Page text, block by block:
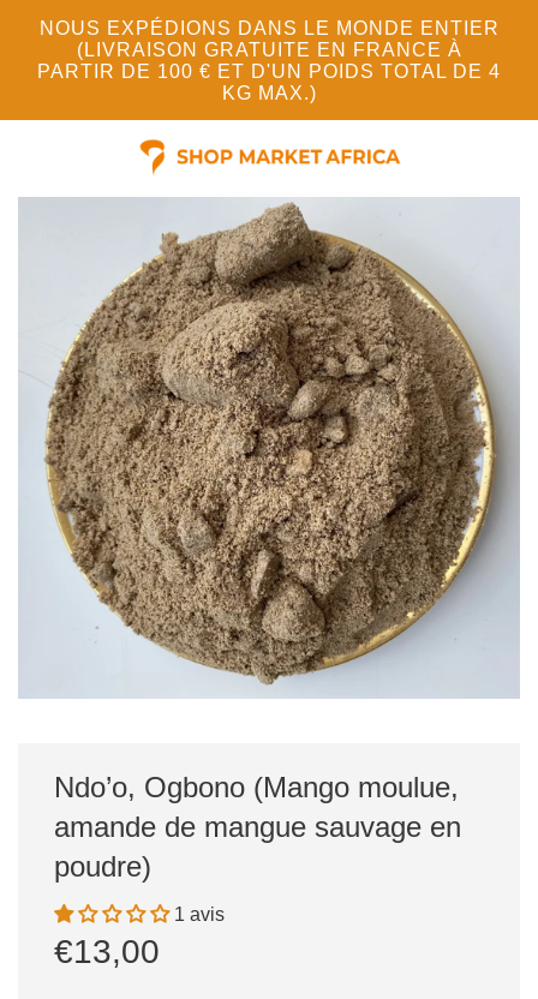
NOUS EXPÉDIONS DANS LE MONDE ENTIER
(LIVRAISON GRATUITE EN FRANCE À
PARTIR DE 100 € ET D'UN POIDS TOTAL DE 4
KG MAX.)
Ndo’o, Ogbono (Mango moulue,
amande de mangue sauvage en
poudre)
1 avis
Prix
Prix
régulier
€13,00